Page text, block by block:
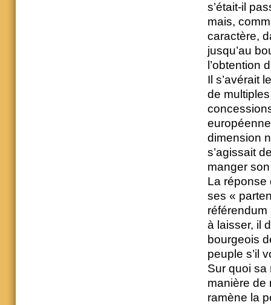
s’était-il
mais,
caractère,
jusqu’au
l’obtention
Il s’avérait
de
dimension
s’agissait
manger
La réponse
ses «
référendum
à laisser, il
bourgeois
peuple s’il
Sur quoi sa
manière de
ramène la